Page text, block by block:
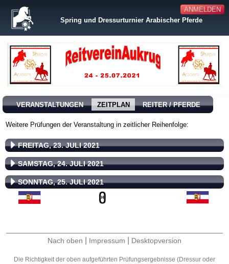
ANMELDEN
Spring und Dressurturnier Arabischer Pferde
VERANSTALTUNGEN ZEITPLAN REITER / PFERDE
Weitere Prüfungen der Veranstaltung in zeitlicher Reihenfolge:
FREITAG, 23. JULI 2021
SAMSTAG, 24. JULI 2021
SONNTAG, 25. JULI 2021
Nach oben Impressum Desktopversion
Die Richtigkeit der oben aufgeführten Prüfungsergebnisse (Dressur oder